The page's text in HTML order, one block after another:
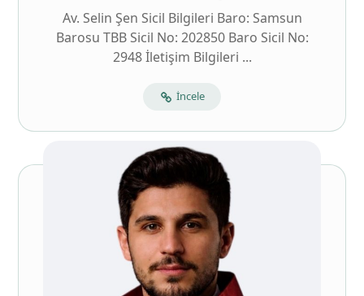
Av. Selin Şen Sicil Bilgileri Baro: Samsun
Barosu TBB Sicil No: 202850 Baro Sicil No:
2948 İletişim Bilgileri ...
İncele